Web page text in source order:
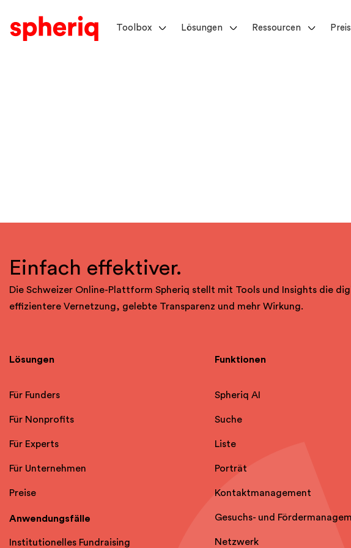
Toolbox Lösungen Ressourcen
Einfach effektiver.
Die Schweizer Online-Plattform Spheriq stellt mit Tools und Insights die
effizientere Vernetzung, gelebte Transparenz und mehr Wirkung.
Lösungen
Für Funders
Für Nonprofits
Für Experts
Für Unternehmen
Preise
Anwendungsfälle
Institutionelles Fundraising
Funktionen
Spheriq AI
Suche
Liste
Porträt
Kontaktmanagement
Gesuchs- und
Netzwerk